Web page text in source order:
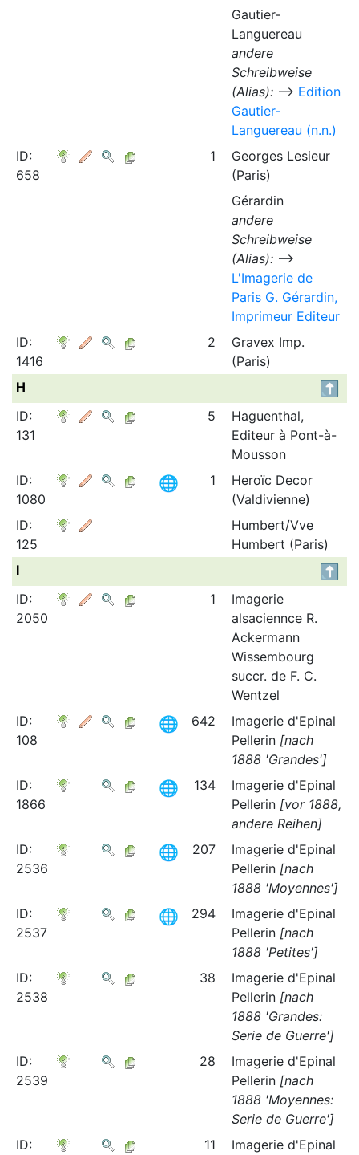
Gautier-
Languereau
andere
Schreibweise
(Alias):⟶ Edition
Gautier-
Languereau (n.n.)
ID:
658
1
Georges Lesieur
(Paris)
Gérardin
andere
Schreibweise
(Alias):⟶
L'Imagerie de
Paris G. Gérardin,
Imprimeur Editeur
ID:
1416
2
Gravex Imp.
(Paris)
H
ID:
131
5
Haguenthal,
Editeur à Pont-à-
Mousson
ID:
1080
1
Heroïc Decor
(Valdivienne)
ID:
125
Humbert/Vve
Humbert (Paris)
I
ID:
2050
1
Imagerie
alsaciennce R.
Ackermann
Wissembourg
succr. de F. C.
Wentzel
ID:
108
642
Imagerie d'Epinal
Pellerin [nach
1888 'Grandes']
ID:
1866
134
Imagerie d'Epinal
Pellerin [vor 1888,
andere Reihen]
ID:
2536
207
Imagerie d'Epinal
Pellerin [nach
1888 'Moyennes']
ID:
2537
294
Imagerie d'Epinal
Pellerin [nach
1888 'Petites']
ID:
2538
38
Imagerie d'Epinal
Pellerin [nach
1888 'Grandes:
Serie de Guerre']
ID:
2539
28
Imagerie d'Epinal
Pellerin [nach
1888 'Moyennes:
Serie de Guerre']
ID:
11
Imagerie d'Epinal